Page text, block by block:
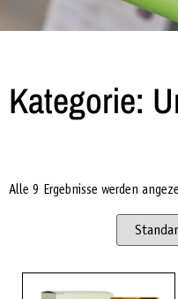
Kategorie:
Alle 9 Ergebnisse werden